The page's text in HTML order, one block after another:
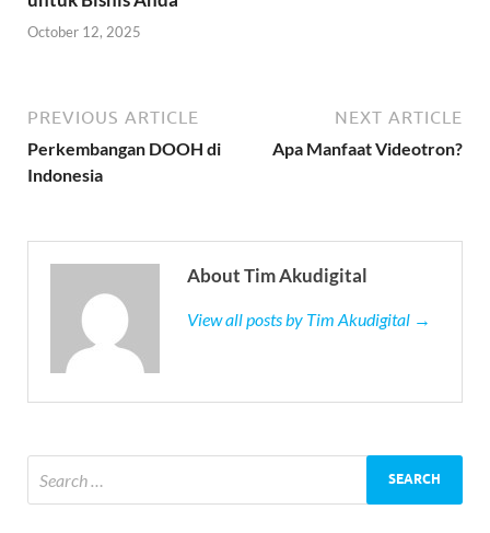
October 12, 2025
PREVIOUS ARTICLE
Perkembangan DOOH di
Indonesia
NEXT ARTICLE
Apa Manfaat Videotron?
About Tim Akudigital
View all posts by Tim Akudigital →